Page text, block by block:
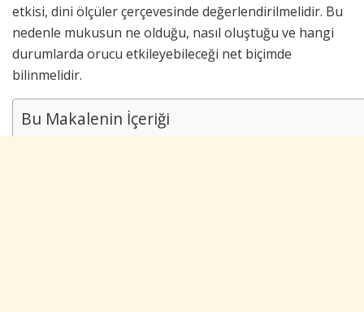
etkisi, dini ölçüler çerçevesinde değerlendirilmelidir. Bu
nedenle mukusun ne olduğu, nasıl oluştuğu ve hangi
durumlarda orucu etkileyebileceği net biçimde
bilinmelidir.
Bu Makalenin İçeriği